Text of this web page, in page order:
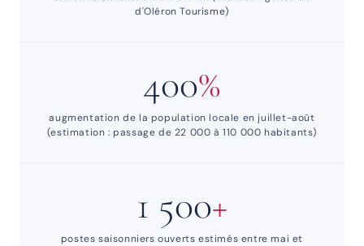
d'Oléron Tourisme)
400%
augmentation de la population locale en juillet-août
(estimation : passage de 22 000 à 110 000 habitants)
1 500+
postes saisonniers ouverts estimés entre mai et